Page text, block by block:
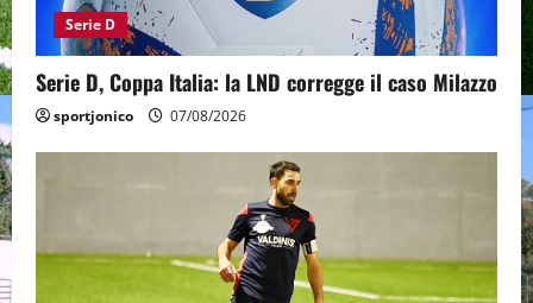
Serie D
Serie D, Coppa Italia: la LND corregge il caso Milazzo
sportjonico 07/08/2026